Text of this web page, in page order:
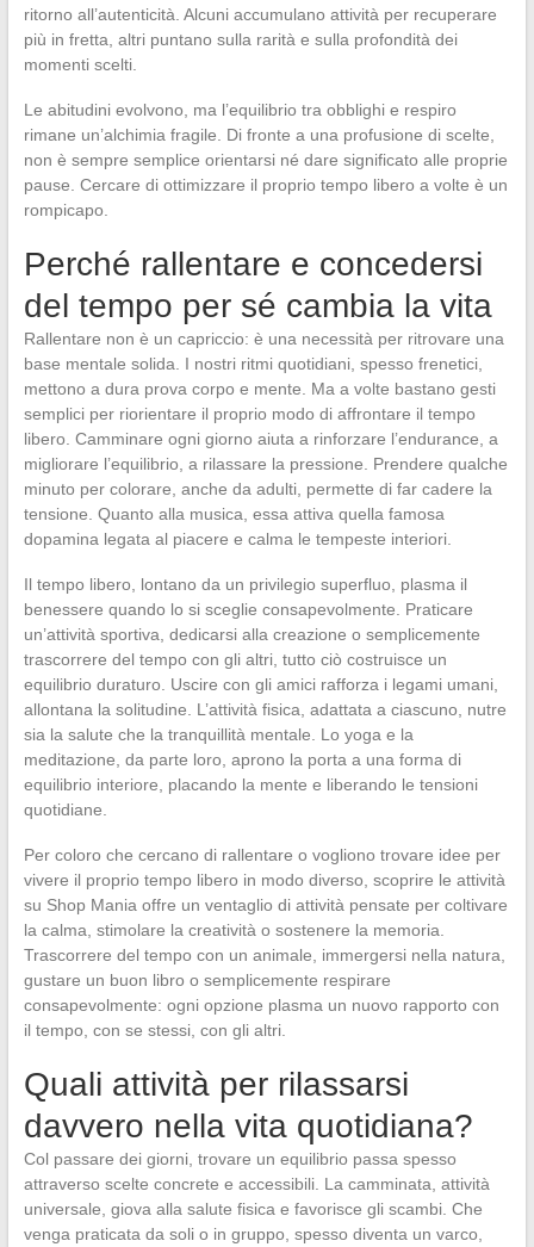
ritorno all’autenticità. Alcuni accumulano attività per recuperare
più in fretta, altri puntano sulla rarità e sulla profondità dei
momenti scelti.
Le abitudini evolvono, ma l’equilibrio tra obblighi e respiro
rimane un’alchimia fragile. Di fronte a una profusione di scelte,
non è sempre semplice orientarsi né dare significato alle proprie
pause. Cercare di ottimizzare il proprio tempo libero a volte è un
rompicapo.
Perché rallentare e concedersi
del tempo per sé cambia la vita
Rallentare non è un capriccio: è una necessità per ritrovare una
base mentale solida. I nostri ritmi quotidiani, spesso frenetici,
mettono a dura prova corpo e mente. Ma a volte bastano gesti
semplici per riorientare il proprio modo di affrontare il tempo
libero. Camminare ogni giorno aiuta a rinforzare l’endurance, a
migliorare l’equilibrio, a rilassare la pressione. Prendere qualche
minuto per colorare, anche da adulti, permette di far cadere la
tensione. Quanto alla musica, essa attiva quella famosa
dopamina legata al piacere e calma le tempeste interiori.
Il tempo libero, lontano da un privilegio superfluo, plasma il
benessere quando lo si sceglie consapevolmente. Praticare
un’attività sportiva, dedicarsi alla creazione o semplicemente
trascorrere del tempo con gli altri, tutto ciò costruisce un
equilibrio duraturo. Uscire con gli amici rafforza i legami umani,
allontana la solitudine. L’attività fisica, adattata a ciascuno, nutre
sia la salute che la tranquillità mentale. Lo yoga e la
meditazione, da parte loro, aprono la porta a una forma di
equilibrio interiore, placando la mente e liberando le tensioni
quotidiane.
Per coloro che cercano di rallentare o vogliono trovare idee per
vivere il proprio tempo libero in modo diverso, scoprire le attività
su Shop Mania offre un ventaglio di attività pensate per coltivare
la calma, stimolare la creatività o sostenere la memoria.
Trascorrere del tempo con un animale, immergersi nella natura,
gustare un buon libro o semplicemente respirare
consapevolmente: ogni opzione plasma un nuovo rapporto con
il tempo, con se stessi, con gli altri.
Quali attività per rilassarsi
davvero nella vita quotidiana?
Col passare dei giorni, trovare un equilibrio passa spesso
attraverso scelte concrete e accessibili. La camminata, attività
universale, giova alla salute fisica e favorisce gli scambi. Che
venga praticata da soli o in gruppo, spesso diventa un varco,